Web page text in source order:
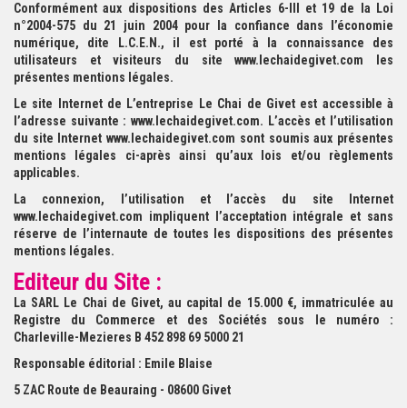
Conformément aux dispositions des Articles 6-III et 19 de la Loi
n°2004-575 du 21 juin 2004 pour la confiance dans l’économie
numérique, dite L.C.E.N., il est porté à la connaissance des
utilisateurs et visiteurs du site www.lechaidegivet.com les
présentes mentions légales.
Le site Internet de L’entreprise Le Chai de Givet est accessible à
l’adresse suivante : www.lechaidegivet.com. L’accès et l’utilisation
du site Internet www.lechaidegivet.com sont soumis aux présentes
mentions légales ci-après ainsi qu’aux lois et/ou règlements
applicables.
La connexion, l’utilisation et l’accès du site Internet
www.lechaidegivet.com impliquent l’acceptation intégrale et sans
réserve de l’internaute de toutes les dispositions des présentes
mentions légales.
Editeur du Site :
La SARL Le Chai de Givet, au capital de 15.000 €, immatriculée au
Registre du Commerce et des Sociétés sous le numéro :
Charleville-Mezieres B 452 898 69 5000 21
Responsable éditorial : Emile Blaise
5 ZAC Route de Beauraing - 08600 Givet